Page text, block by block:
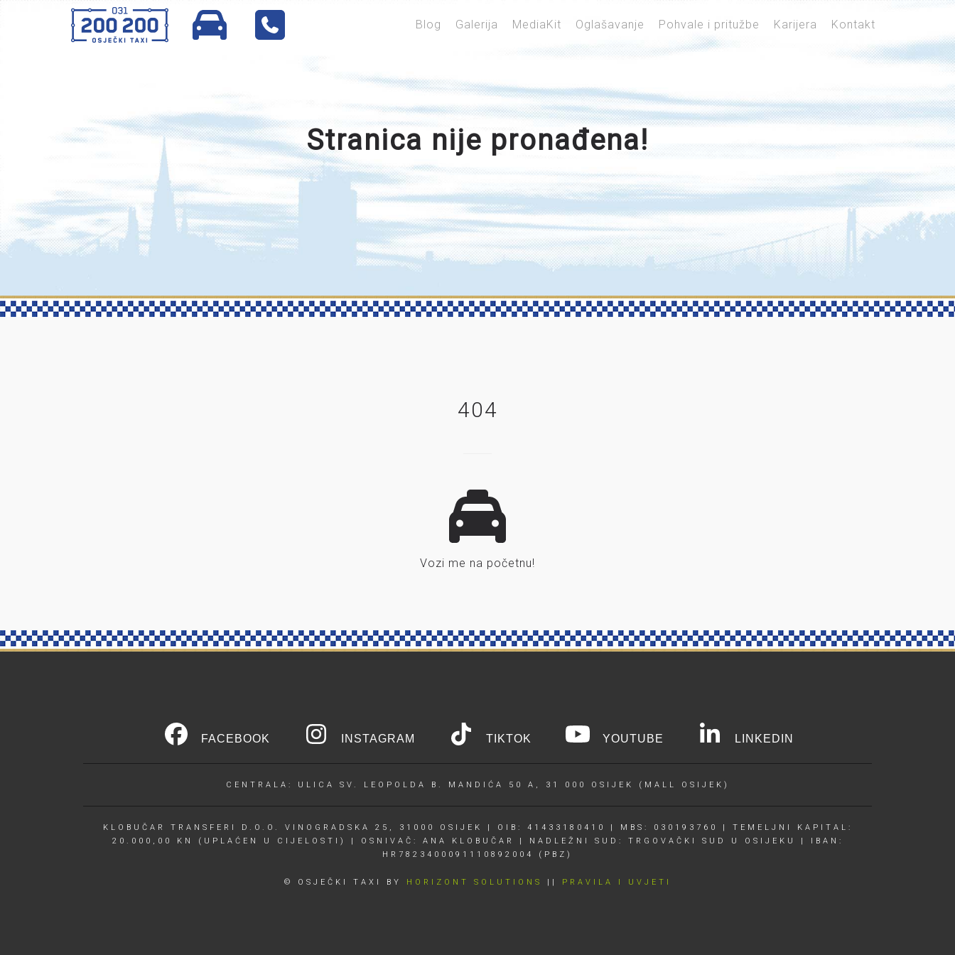
Blog Galerija MediaKit Oglašavanje Pohvale i pritužbe Karijera Kontakt
Stranica nije pronađena!
404
Vozi me na početnu!
FACEBOOK INSTAGRAM TIKTOK YOUTUBE LINKEDIN
CENTRALA: ULICA SV. LEOPOLDA B. MANDIĆA 50 A, 31 000 OSIJEK (MALL OSIJEK)
KLOBUČAR TRANSFERI D.O.O. VINOGRADSKA 25, 31000 OSIJEK | OIB: 41433180410 | MBS: 030193760 | TEMELJNI KAPITAL:
20.000,00 KN (UPLAĆEN U CIJELOSTI) | OSNIVAČ: ANA KLOBUČAR | NADLEŽNI SUD: TRGOVAČKI SUD U OSIJEKU | IBAN:
HR7823400091110892004 (PBZ)
© OSJEČKI TAXI BY HORIZONT SOLUTIONS || PRAVILA I UVJETI